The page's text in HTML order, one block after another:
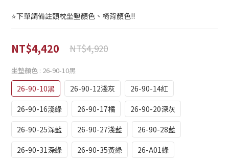
⭐️下單請備註頭枕坐墊顏色、椅背顏色!!
NT$4,420 NT$4,920
坐墊顏色 : 26-90-10黑
26-90-10黑 26-90-12淺灰
26-90-14紅
26-90-16淺綠
26-90-17橘
26-90-20深灰
26-90-25深藍
26-90-27淺藍
26-90-28藍
26-90-31深綠
26-90-35黃綠
26-A01綠